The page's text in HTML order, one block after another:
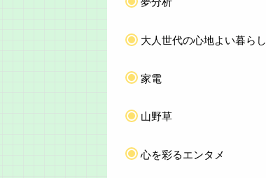
大人世代の心地よい暮らし
家電
山野草
心を彩るエンタメ